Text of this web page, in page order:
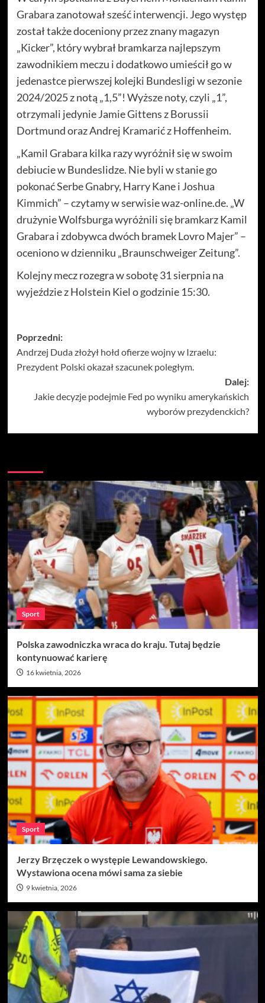
Grabara zanotował sześć interwencji. Jego występ
został także doceniony przez znany magazyn
„Kicker”, który wybrał bramkarza najlepszym
zawodnikiem meczu i dodatkowo umieścił go w
jedenastce pierwszej kolejki Bundesligi w sezonie
2024/2025 z notą „1,5”! Wyższe noty, czyli „1”,
otrzymali jedynie Jamie Gittens z Borussii
Dortmund oraz Andrej Kramarić z Hoffenheim.
„Kamil Grabara kilka razy wyróżnił się w swoim
debiucie w Bundeslidze. Nie byli w stanie go
pokonać Serbe Gnabry, Harry Kane i Joshua
Kimmich” – czytamy w serwisie waz-online.de. „W
drużynie Wolfsburga wyróżnili się bramkarz Kamil
Grabara i zdobywca dwóch bramek Lovro Majer” –
oceniono w dzienniku „Braunschweiger Zeitung”.
Kolejny mecz rozegra w sobotę 31 sierpnia na
wyjeździe z Holstein Kiel o godzinie 15:30.
Zobacz
wpisy
Poprzedni:
Andrzej Duda złożył hołd ofierze wojny w Izraelu:
Prezydent Polski okazał szacunek poległym.
Dalej:
Jakie decyzje podejmie Fed po wyniku amerykańskich
wyborów prezydenckich?
Sport
Polska zawodniczka wraca do kraju. Tutaj będzie
kontynuować karierę
16 kwietnia, 2026
Sport
Jerzy Brzęczek o występie Lewandowskiego.
Wystawiona ocena mówi sama za siebie
9 kwietnia, 2026